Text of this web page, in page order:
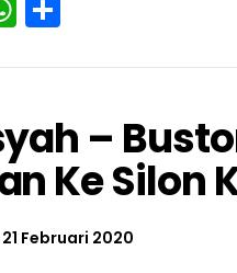
WhatsApp
–
Ke Silon
21 Februari 2020